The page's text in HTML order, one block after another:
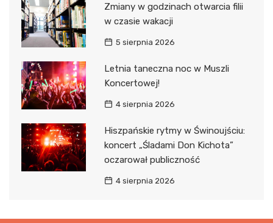
Zmiany w godzinach otwarcia filii
w czasie wakacji
5 sierpnia 2026
Letnia taneczna noc w Muszli
Koncertowej!
4 sierpnia 2026
Hiszpańskie rytmy w Świnoujściu:
koncert „Śladami Don Kichota”
oczarował publiczność
4 sierpnia 2026